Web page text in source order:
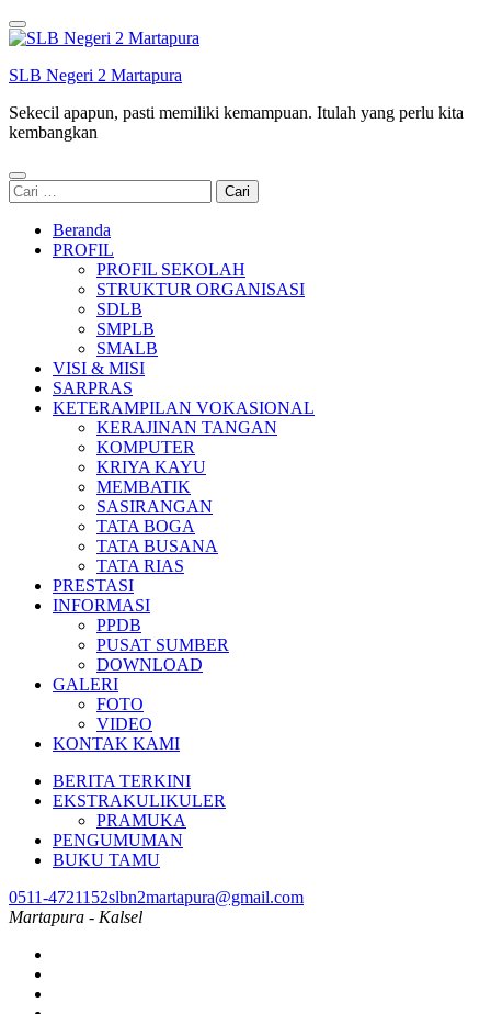
Lompat
ke
(Tekan
SLB Negeri 2 Martapura
Sekecil apapun, pasti memiliki kemampuan. Itulah yang perlu kita
kembangkan
Cari
untuk:
Beranda
PROFIL
PROFIL SEKOLAH
STRUKTUR ORGANISASI
SDLB
SMPLB
SMALB
VISI & MISI
SARPRAS
KETERAMPILAN VOKASIONAL
KERAJINAN TANGAN
KOMPUTER
KRIYA KAYU
MEMBATIK
SASIRANGAN
TATA BOGA
TATA BUSANA
TATA RIAS
PRESTASI
INFORMASI
PPDB
PUSAT SUMBER
DOWNLOAD
GALERI
FOTO
VIDEO
KONTAK KAMI
BERITA TERKINI
EKSTRAKULIKULER
PRAMUKA
PENGUMUMAN
BUKU TAMU
0511-4721152slbn2martapura@gmail.com
Martapura - Kalsel